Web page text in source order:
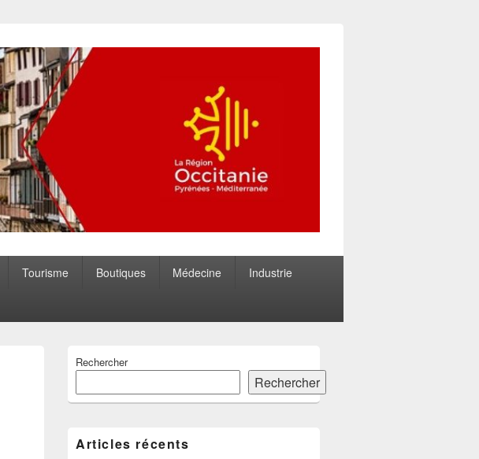
Tourisme Boutiques Médecine Industrie
principale
widget
pour
barre
latérale
Rechercher
Rechercher
Articles récents